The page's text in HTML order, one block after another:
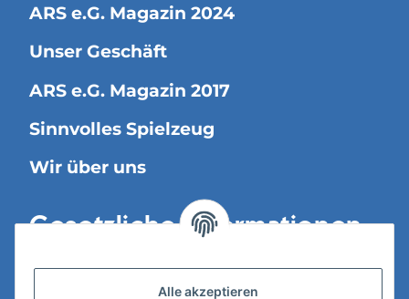
ARS e.G. Magazin 2024
Unser Geschäft
ARS e.G. Magazin 2017
Sinnvolles Spielzeug
Wir über uns
Gesetzliche Informationen
Versandinformationen
Alle akzeptieren